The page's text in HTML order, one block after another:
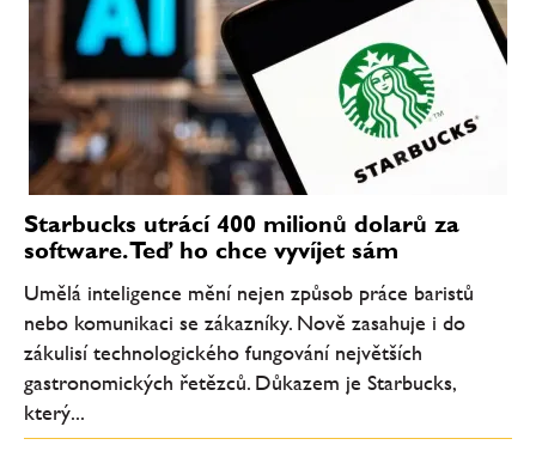
Starbucks utrácí 400 milionů dolarů za
software. Teď ho chce vyvíjet sám
Umělá inteligence mění nejen způsob práce baristů
nebo komunikaci se zákazníky. Nově zasahuje i do
zákulisí technologického fungování největších
gastronomických řetězců. Důkazem je Starbucks,
který...